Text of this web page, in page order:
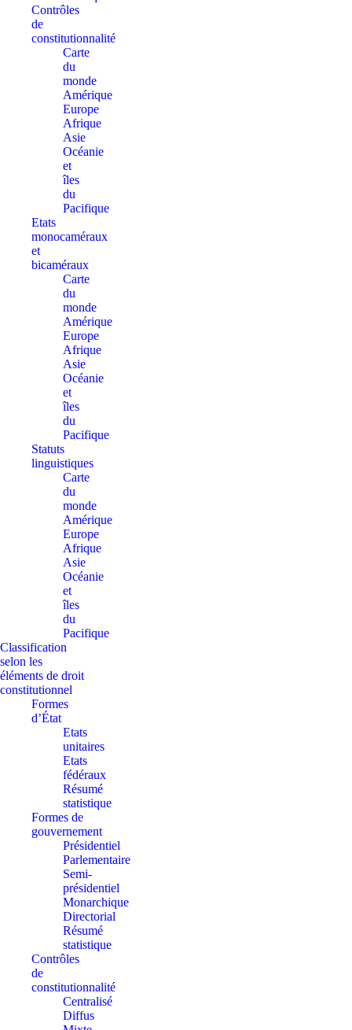
Contrôles
de
constitutionnalité
Carte
du
monde
Amérique
Europe
Afrique
Asie
Océanie
et
îles
du
Pacifique
Etats
monocaméraux
et
bicaméraux
Carte
du
monde
Amérique
Europe
Afrique
Asie
Océanie
et
îles
du
Pacifique
Statuts
linguistiques
Carte
du
monde
Amérique
Europe
Afrique
Asie
Océanie
et
îles
du
Pacifique
Classification
selon les
éléments de droit
constitutionnel
Formes
d’État
Etats
unitaires
Etats
fédéraux
Résumé
statistique
Formes de
gouvernement
Présidentiel
Parlementaire
Semi-
présidentiel
Monarchique
Directorial
Résumé
statistique
Contrôles
de
constitutionnalité
Centralisé
Diffus